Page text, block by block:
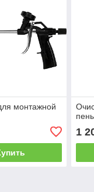
монтажной
1